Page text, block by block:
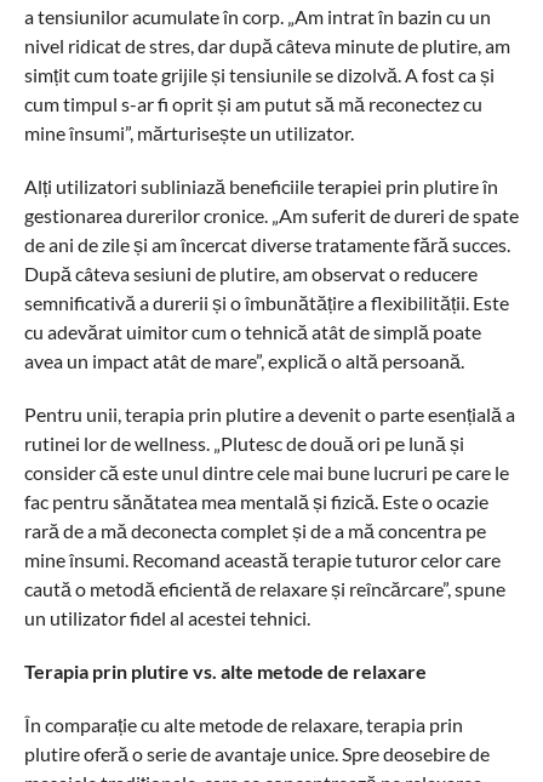
a tensiunilor acumulate în corp. „Am intrat în bazin cu un
nivel ridicat de stres, dar după câteva minute de plutire, am
simțit cum toate grijile și tensiunile se dizolvă. A fost ca și
cum timpul s-ar fi oprit și am putut să mă reconectez cu
mine însumi”, mărturisește un utilizator.
Alți utilizatori subliniază beneficiile terapiei prin plutire în
gestionarea durerilor cronice. „Am suferit de dureri de spate
de ani de zile și am încercat diverse tratamente fără succes.
După câteva sesiuni de plutire, am observat o reducere
semnificativă a durerii și o îmbunătățire a flexibilității. Este
cu adevărat uimitor cum o tehnică atât de simplă poate
avea un impact atât de mare”, explică o altă persoană.
Pentru unii, terapia prin plutire a devenit o parte esențială a
rutinei lor de wellness. „Plutesc de două ori pe lună și
consider că este unul dintre cele mai bune lucruri pe care le
fac pentru sănătatea mea mentală și fizică. Este o ocazie
rară de a mă deconecta complet și de a mă concentra pe
mine însumi. Recomand această terapie tuturor celor care
caută o metodă eficientă de relaxare și reîncărcare”, spune
un utilizator fidel al acestei tehnici.
Terapia prin plutire vs. alte metode de relaxare
În comparație cu alte metode de relaxare, terapia prin
plutire oferă o serie de avantaje unice. Spre deosebire de